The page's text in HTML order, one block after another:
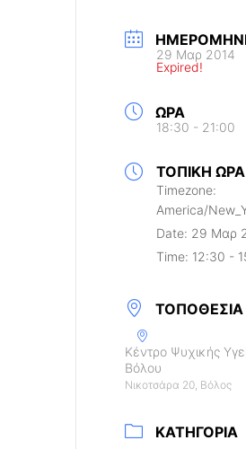
29 Μαρ 2014
Expired!
ΏΡΑ
18:30 - 21:00
ΤΟΠΙΚΉ ΏΡΑ
Timezone:
America/
Date: 29 Μαρ
Time: 12:30 -
ΤΟΠΟΘΕΣΊΑ
Κέντρο Ψυχικής
Βόλου
Νικοτσάρα 20, Βόλος
ΚΑΤΗΓΟΡΊΑ